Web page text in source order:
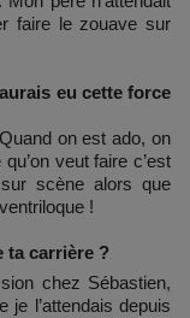
faire le zouave sur
eu cette force
on est ado, on
veut faire c’est
scène alors que
!
ta carrière ?
chez Sébastien,
je l’attendais depuis